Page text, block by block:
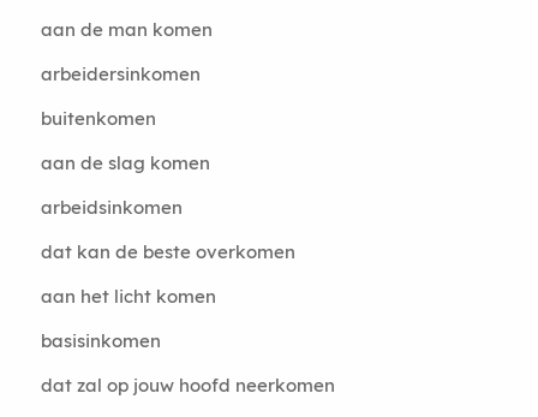
aan de man komen
arbeidersinkomen
buitenkomen
aan de slag komen
arbeidsinkomen
dat kan de beste overkomen
aan het licht komen
basisinkomen
dat zal op jouw hoofd neerkomen